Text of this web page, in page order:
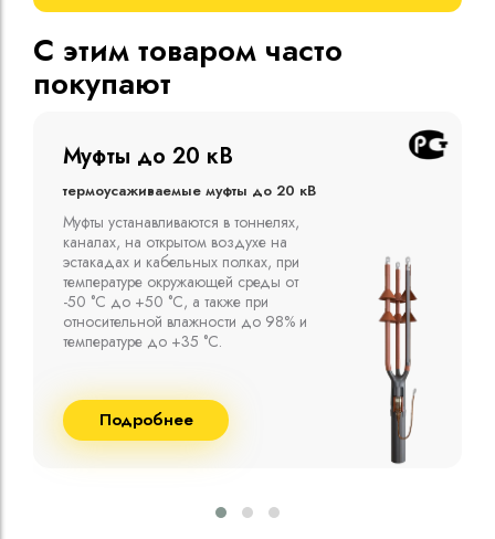
С этим товаром часто
покупают
Муфты до 10 кВ
Термоусаживаемые муфты до 10 кВ
Компания ООО "Москабельторг"
предлагает, как соединительные
термоусаживаемые муфты на кабель
напряжением до 10 кВ с изоляцией
из маслопропитанной бумаги и
сшитого полиэтилена собственного
производства
Подробнее